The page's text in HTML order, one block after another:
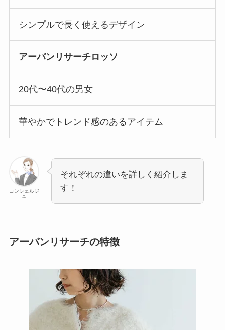
シンプルで長く使えるデザイン
アーバンリサーチロッソ
20代〜40代の男女
華やかでトレンド感のあるアイテム
コンシェルジ
ュ
それぞれの違いを詳しく紹介しま
す！
アーバンリサーチの特徴